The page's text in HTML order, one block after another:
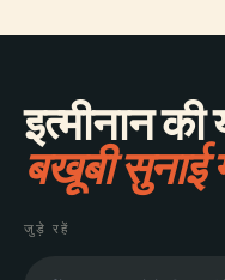
इत्मीनान की
बखूबी सुनाई
जुड़े रहें